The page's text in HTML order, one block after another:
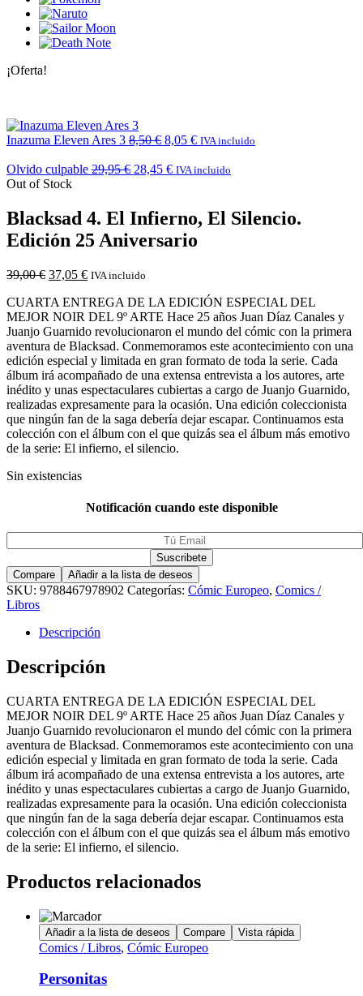
¡Oferta!
Inazuma Eleven Ares 3 8,50€ 8,05 € IVA incluido
Olvido culpable 29,95€ 28,45 € IVA incluido
Out of Stock
Blacksad 4. El Infierno, El Silencio.
Edición 25 Aniversario
39,00€ 37,05 € IVA incluido
CUARTA ENTREGA DE LA EDICIÓN ESPECIAL DEL
MEJOR NOIR DEL 9º ARTE Hace 25 años Juan Díaz Canales y
Juanjo Guarnido revolucionaron el mundo del cómic con la primera
aventura de Blacksad. Conmemoramos este acontecimiento con una
edición especial y limitada en gran formato de toda la serie. Cada
álbum irá acompañado de una extensa entrevista a los autores, arte
inédito y unas espectaculares cubiertas a cargo de Juanjo Guarnido,
realizadas expresamente para la ocasión. Una edición coleccionista
que ningún fan de la saga debería dejar escapar. Continuamos esta
colección con el álbum con el que quizás sea el álbum más emotivo
de la serie: El infierno, el silencio.
Sin existencias
Notificación cuando este disponible
Compare Añadir a la lista de deseos
SKU: 9788467978902 Categorías: Cómic Europeo, Comics /
Libros
Descripción
Descripción
CUARTA ENTREGA DE LA EDICIÓN ESPECIAL DEL
MEJOR NOIR DEL 9º ARTE Hace 25 años Juan Díaz Canales y
Juanjo Guarnido revolucionaron el mundo del cómic con la primera
aventura de Blacksad. Conmemoramos este acontecimiento con una
edición especial y limitada en gran formato de toda la serie. Cada
álbum irá acompañado de una extensa entrevista a los autores, arte
inédito y unas espectaculares cubiertas a cargo de Juanjo Guarnido,
realizadas expresamente para la ocasión. Una edición coleccionista
que ningún fan de la saga debería dejar escapar. Continuamos esta
colección con el álbum con el que quizás sea el álbum más emotivo
de la serie: El infierno, el silencio.
Productos relacionados
Añadir a la lista de deseos Compare Vista rápida
Comics / Libros, Cómic Europeo
Personitas